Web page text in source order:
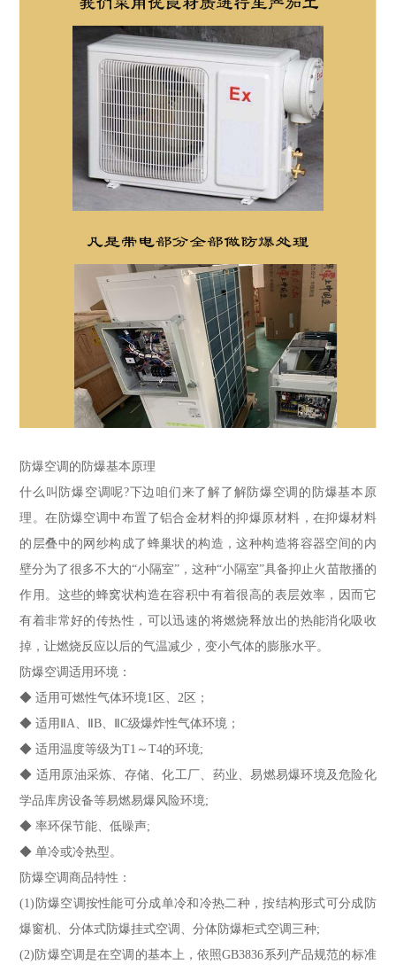
防爆空调的防爆基本原理
什么叫防爆空调呢?下边咱们来了解了解防爆空调的防爆基本原
理。在防爆空调中布置了铝合金材料的抑爆原材料，在抑爆材料
的层叠中的网纱构成了蜂巢状的构造，这种构造将容器空间的内
壁分为了很多不大的“小隔室”，这种“小隔室”具备抑止火苗散播的
作用。这些的蜂窝状构造在容积中有着很高的表层效率，因而它
有着非常好的传热性，可以迅速的将燃烧释放出的热能消化吸收
掉，让燃烧反应以后的气温减少，变小气体的膨胀水平。
防爆空调适用环境：
◆ 适用可燃性气体环境1区、2区；
◆ 适用ⅡA、ⅡB、ⅡC级爆炸性气体环境；
◆ 适用温度等级为T1～T4的环境;
◆ 适用原油采炼、存储、化工厂、药业、易燃易爆环境及危险化
学品库房设备等易燃易爆风险环境;
◆ 率环保节能、低噪声;
◆ 单冷或冷热型。
防爆空调商品特性：
(1)防爆空调按性能可分成单冷和冷热二种，按结构形式可分成防
爆窗机、分体式防爆挂式空调、分体防爆柜式空调三种;
(2)防爆空调是在空调的基本上，依照GB3836系列产品规范的标准